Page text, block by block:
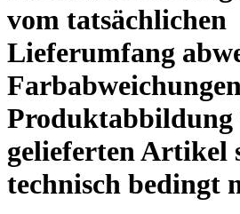
vom tatsächlichen
Lieferumfang
Produktabbildung
gelieferten Artikel
technisch bedingt